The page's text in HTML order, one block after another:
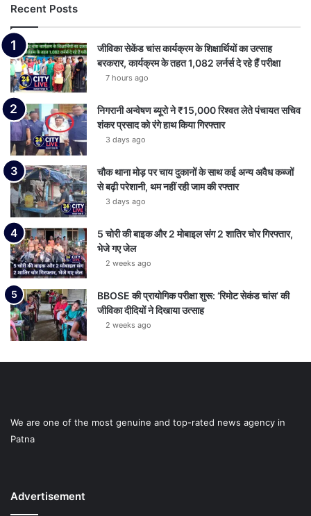
Recent Posts
जीविका सेकेंड चांस कार्यक्रम के शिक्षार्थियों का उत्साह
बरकरार, कार्यक्रम के तहत 1,082 लर्नर्स दे रहे हैं परीक्षा
7 hours ago
निगरानी अन्वेषण ब्यूरो ने ₹15,000 रिश्वत लेते पंचायत सचिव
शंकर प्रसाद को रंगे हाथ किया गिरफ्तार
3 days ago
चौक थाना मोड़ पर चाय दुकानों के साथ कई अन्य अवैध कब्जों
से बढ़ी परेशानी, थम नहीं रही जाम की रफ्तार
3 days ago
5 चोरी की बाइक और 2 मोबाइल संग 2 शातिर चोर गिरफ्तार,
भेजे गए जेल
2 weeks ago
BBOSE की प्रायोगिक परीक्षा शुरू: ‘रिमोट सेकंड चांस’ की
जीविका दीदियों ने दिखाया उत्साह
2 weeks ago
We are one of the most genuine and top-rated news agency in
Patna
Advertisement